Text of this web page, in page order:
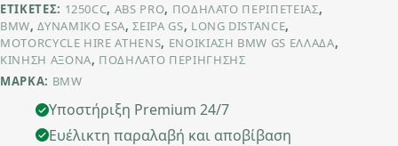
ΕΤΙΚΈΤΕΣ: 1250CC, ABS PRO, ΠΟΔΉΛΑΤΟ ΠΕΡΙΠΈΤΕΙΑΣ,
BMW,ΔΥΝΑΜΙΚΌ ESA,ΣΕΙΡΆ GS, LONG DISTANCE,
MOTORCYCLE HIRE ATHENS, ΕΝΟΙΚΊΑΣΗ BMW GS ΕΛΛΆΔΑ,
ΚΊΝΗΣΗ ΆΞΟΝΑ, ΠΟΔΉΛΑΤΟ ΠΕΡΙΉΓΗΣΗΣ
ΜΆΡΚΑ: BMW
Υποστήριξη Premium 24/7
Ευέλικτη παραλαβή και αποβίβαση